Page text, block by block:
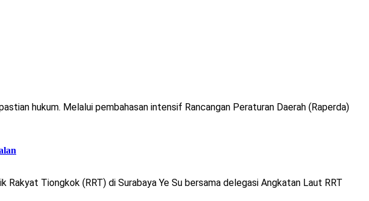
hukum. Melalui pembahasan intensif Rancangan Peraturan Daerah (Raperda)
Tiongkok (RRT) di Surabaya Ye Su bersama delegasi Angkatan Laut RRT